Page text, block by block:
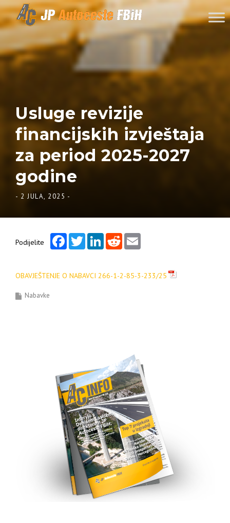
Skip to content
Usluge revizije
financijskih izvještaja
za period 2025-2027
godine
- 2 JULA, 2025 -
Podijelite
FacebookTwitterLinkedInReddit
OBAVJEŠTENJE O NABAVCI 266-1-2-85-3-233/25
Nabavke